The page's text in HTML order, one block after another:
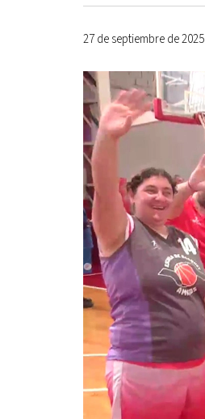
27 de septiembre de 2025